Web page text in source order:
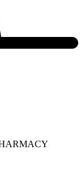
PHARMACY